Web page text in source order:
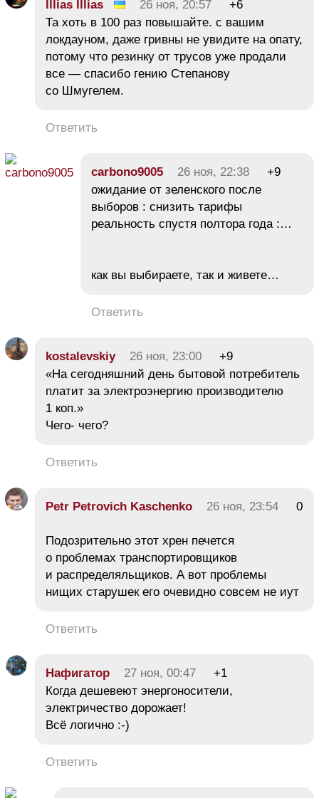
Illias Illias 26 ноя, 20:57
+6
Та хоть в 100 раз повышайте. с вашим
локдауном, даже гривны не увидите на опату,
потому что резинку от трусов уже продали
все — спасибо гению Степанову
со Шмугелем.
Ответить
carbono9005 26 ноя, 22:38
+9
ожидание от зеленского после
выборов : снизить тарифы
реальность спустя полтора года :…
как вы выбираете, так и живете…
Ответить
kostalevskiy 26 ноя, 23:00
+9
«На сегодняшний день бытовой потребитель
платит за электроэнергию производителю
1 коп.»
Чего- чего?
Ответить
Petr Petrovich Kaschenko 26 ноя, 23:54 0
Подозрительно этот хрен печется
о проблемах транспортировщиков
и распределяльщиков. А вот проблемы
нищих старушек его очевидно совсем не иут
Ответить
Нафигатор 27 ноя, 00:47
+1
Когда дешевеют энергоносители,
электричество дорожает!
Всё логично :-)
Ответить